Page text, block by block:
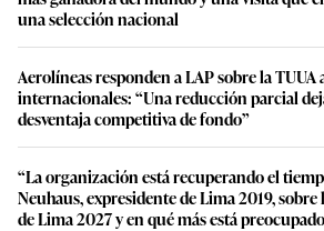
una selección nacional
Aerolíneas responden a LAP sobre la TUUA
internacionales: “Una reducción parcial
desventaja competitiva de fondo”
“La organización está recuperando el
Neuhaus, expresidente de Lima 2019,
de Lima 2027 y en qué más está